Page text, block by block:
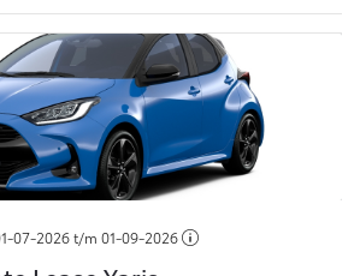
07-2026t/m 01-09-2026